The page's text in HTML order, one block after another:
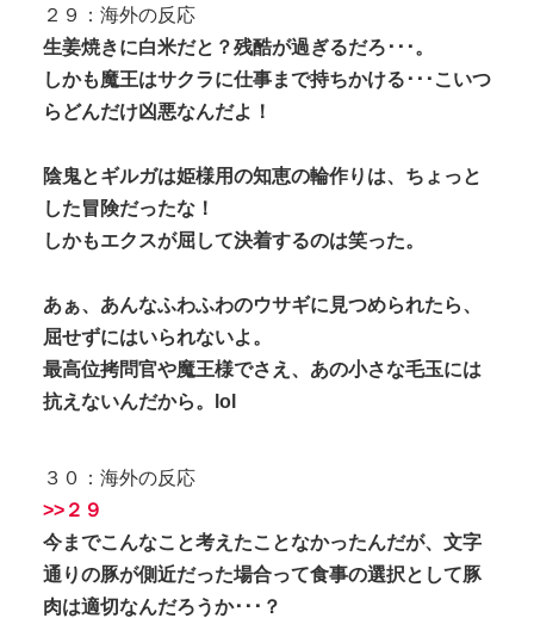
２９：海外の反応
生姜焼きに白米だと？残酷が過ぎるだろ･･･。
しかも魔王はサクラに仕事まで持ちかける･･･こいつ
らどんだけ凶悪なんだよ！
陰鬼とギルガは姫様用の知恵の輪作りは、ちょっと
した冒険だったな！
しかもエクスが屈して決着するのは笑った。
あぁ、あんなふわふわのウサギに見つめられたら、
屈せずにはいられないよ。
最高位拷問官や魔王様でさえ、あの小さな毛玉には
抗えないんだから。lol
３０：海外の反応
>>２９
今までこんなこと考えたことなかったんだが、文字
通りの豚が側近だった場合って食事の選択として豚
肉は適切なんだろうか･･･？